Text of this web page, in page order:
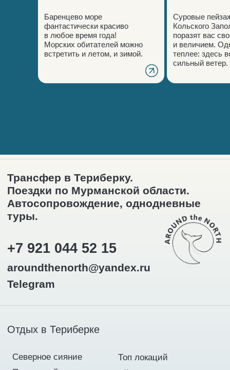
Суровые
Кольского
поразят вас
и величием.
теплее: здесь
сильный ветер.
Баренцево море
фантастически красиво
в любое время года!
Морских обитателей можно
встретить и летом, и зимой.